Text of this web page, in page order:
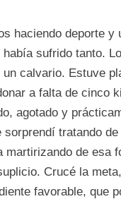
haciendo deporte y
sufrido tanto.
calvario. Estuve
a falta de cinco
agotado y
sorprendí tratando
martirizando de esa
Crucé la
favorable, que